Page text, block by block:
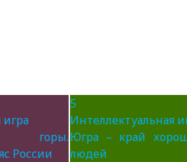
горы.
России
5
Интеллектуальная
Югра – край
людей